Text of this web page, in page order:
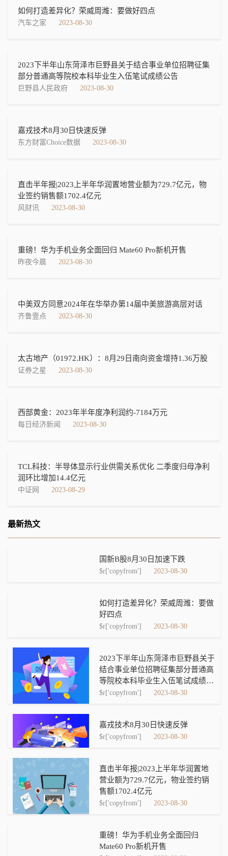
如何打造差异化？荣威周潍：要做好四点
汽车之家 2023-08-30
2023下半年山东菏泽市巨野县关于结合事业单位招聘征集
部分普通高等院校本科毕业生入伍笔试成绩公告
巨野县人民政府 2023-08-30
嘉戎技术8月30日快速反弹
东方财富Choice数据 2023-08-30
直击半年报|2023上半年华润置地营业额为729.7亿元，物
业签约销售额1702.4亿元
风财讯 2023-08-30
重磅！华为手机业务全面回归 Mate60 Pro新机开售
昨夜今晨 2023-08-30
中美双方同意2024年在华举办第14届中美旅游高层对话
齐鲁壹点 2023-08-30
太古地产（01972.HK）：8月29日南向资金增持1.36万股
证券之星 2023-08-30
西部黄金：2023年半年度净利润约-7184万元
每日经济新闻 2023-08-30
TCL科技：半导体显示行业供需关系优化 二季度归母净利
润环比增加14.4亿元
中证网 2023-08-29
最新热文
国新B股8月30日加速下跌
$r['copyfrom'] 2023-08-30
如何打造差异化？荣威周潍：要做
好四点
$r['copyfrom'] 2023-08-30
2023下半年山东菏泽市巨野县关于
结合事业单位招聘征集部分普通高
等院校本科毕业生入伍笔试成绩公
告
$r['copyfrom'] 2023-08-30
嘉戎技术8月30日快速反弹
$r['copyfrom'] 2023-08-30
直击半年报|2023上半年华润置地
营业额为729.7亿元，物业签约销
售额1702.4亿元
$r['copyfrom'] 2023-08-30
重磅！华为手机业务全面回归
Mate60 Pro新机开售